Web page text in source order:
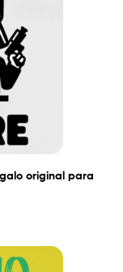
original para